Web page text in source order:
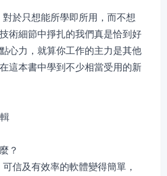
對於只想能所學即所用，而不想
術細節中掙扎的我們真是恰到好
心力，就算你工作的主力是其他
這本書中學到不少相當受用的新
？
信及有效率的軟體變得簡單，